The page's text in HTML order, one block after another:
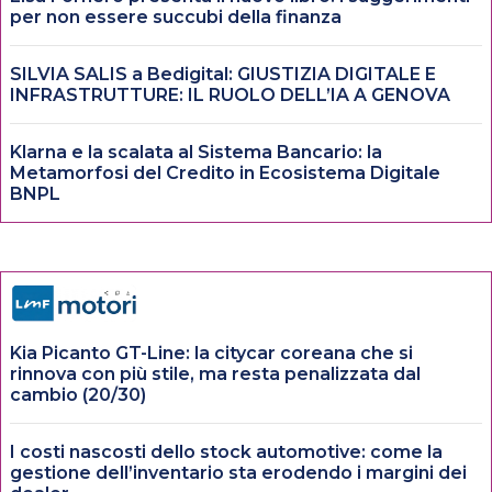
per non essere succubi della finanza
SILVIA SALIS a Bedigital: GIUSTIZIA DIGITALE E
INFRASTRUTTURE: IL RUOLO DELL’IA A GENOVA
Klarna e la scalata al Sistema Bancario: la
Metamorfosi del Credito in Ecosistema Digitale
BNPL
Kia Picanto GT-Line: la citycar coreana che si
rinnova con più stile, ma resta penalizzata dal
cambio (20/30)
I costi nascosti dello stock automotive: come la
gestione dell’inventario sta erodendo i margini dei